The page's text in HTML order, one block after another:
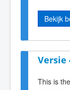
Bekijk
Versie
This is